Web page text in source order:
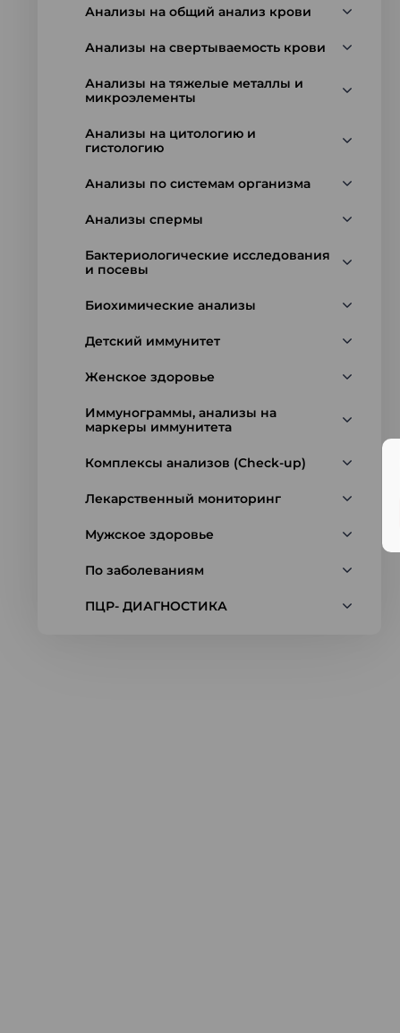
Анализы на общий анализ крови
Анализы на свертываемость крови
Анализы на тяжелые металлы и
микроэлементы
Анализы на цитологию и
гистологию
Анализы по системам организма
Анализы спермы
Бактериологические исследования
и посевы
Биохимические анализы
Детский иммунитет
Женское здоровье
Иммунограммы, анализы на
маркеры иммунитета
Комплексы анализов (Check-up)
Лекарственный мониторинг
Мужское здоровье
По заболеваниям
ПЦР- ДИАГНОСТИКА